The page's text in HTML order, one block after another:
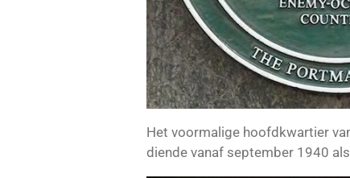
Het voormalige hoofdkwartier
diende vanaf september 1940